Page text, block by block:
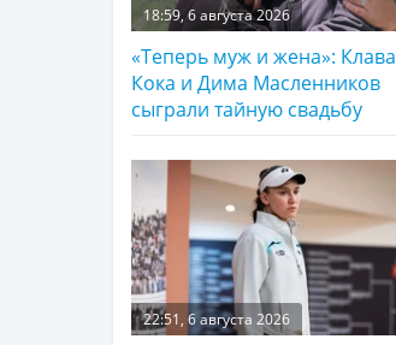
18:59, 6 августа 2026
«Теперь муж и жена»: Клава
Кока и Дима Масленников
сыграли тайную свадьбу
22:51, 6 августа 2026